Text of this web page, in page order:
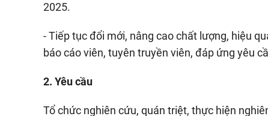
2025.
- Tiếp tục đổi mới, nâng cao chất lượng, hiệu
báo cáo viên, tuyên truyền viên, đáp ứng yêu
2. Yêu cầu
Tổ chức nghiên cứu, quán triệt, thực hiện